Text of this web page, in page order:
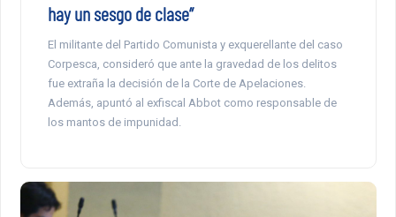
hay un sesgo de clase”
El militante del Partido Comunista y exquerellante del caso
Corpesca, consideró que ante la gravedad de los delitos
fue extraña la decisión de la Corte de Apelaciones.
Además, apuntó al exfiscal Abbot como responsable de
los mantos de impunidad.